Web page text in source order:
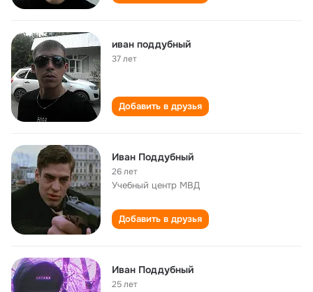
иван поддубный
37 лет
Добавить в друзья
Иван Поддубный
26 лет
Учебный центр МВД
Добавить в друзья
Иван Поддубный
25 лет